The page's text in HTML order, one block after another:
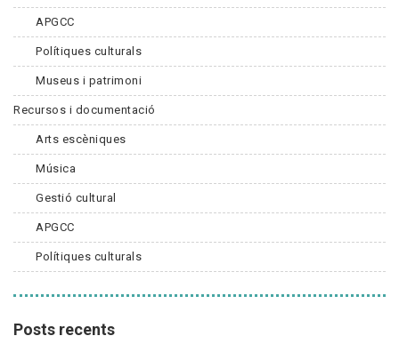
APGCC
Polítiques culturals
Museus i patrimoni
Recursos i documentació
Arts escèniques
Música
Gestió cultural
APGCC
Polítiques culturals
Posts recents